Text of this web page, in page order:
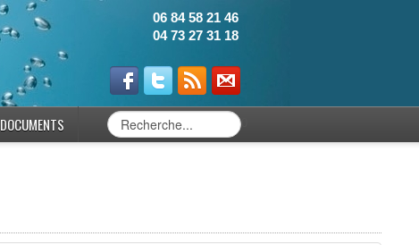
06 84 58 21 46
04 73 27 31 18
DOCUMENTS